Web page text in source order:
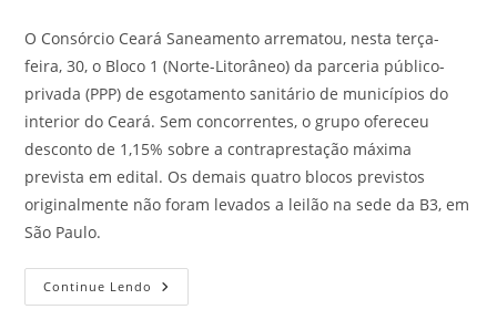
O Consórcio Ceará Saneamento arrematou, nesta terça-
feira, 30, o Bloco 1 (Norte-Litorâneo) da parceria público-
privada (PPP) de esgotamento sanitário de municípios do
interior do Ceará. Sem concorrentes, o grupo ofereceu
desconto de 1,15% sobre a contraprestação máxima
prevista em edital. Os demais quatro blocos previstos
originalmente não foram levados a leilão na sede da B3, em
São Paulo.
Continue Lendo